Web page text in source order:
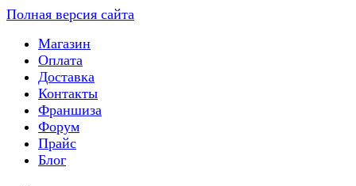
Полная версия сайта
Магазин
Оплата
Доставка
Контакты
Франшиза
Форум
Прайс
Блог